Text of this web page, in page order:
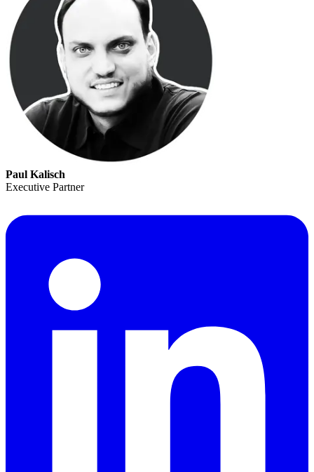
Paul Kalisch
Executive Partner